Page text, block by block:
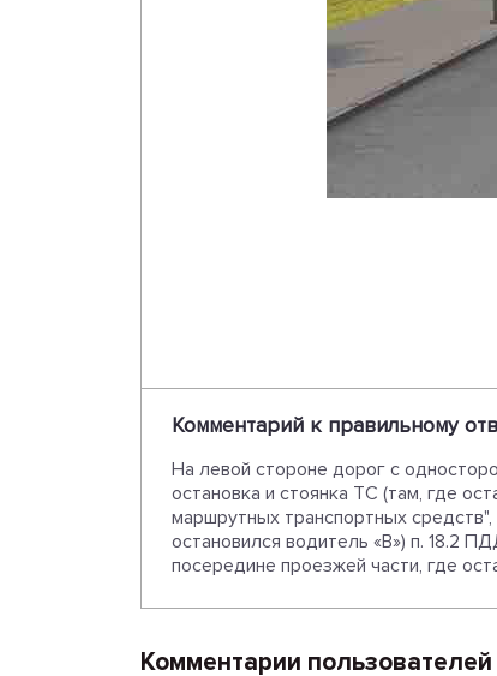
Комментарий к правильному
На левой стороне дорог с
остановка и стоянка ТС (там, где
маршрутных транспортных
остановился водитель «В») п. 18.2
посередине проезжей части, где
Комментарии пользователей